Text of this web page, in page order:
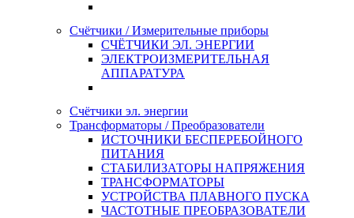
Счётчики / Измерительные приборы
СЧЁТЧИКИ ЭЛ. ЭНЕРГИИ
ЭЛЕКТРОИЗМЕРИТЕЛЬНАЯ
АППАРАТУРА
Счётчики эл. энергии
Трансформаторы / Преобразователи
ИСТОЧНИКИ БЕСПЕРЕБОЙНОГО
ПИТАНИЯ
СТАБИЛИЗАТОРЫ НАПРЯЖЕНИЯ
ТРАНСФОРМАТОРЫ
УСТРОЙСТВА ПЛАВНОГО ПУСКА
ЧАСТОТНЫЕ ПРЕОБРАЗОВАТЕЛИ